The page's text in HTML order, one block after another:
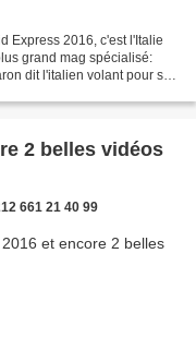
Express 2016, c'est l'Italie
grand mag spécialisé:
dit l'italien volant pour son
2 belles vidéos
661 21 40 99